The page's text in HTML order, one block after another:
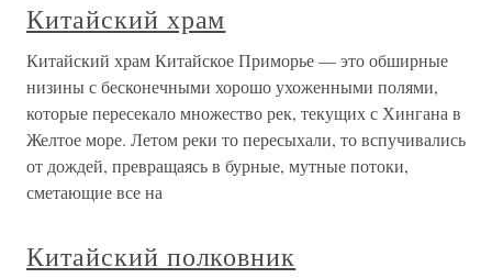
Китайский храм
Китайский храм Китайское Приморье — это обширные
низины с бесконечными хорошо ухоженными полями,
которые пересекало множество рек, текущих с Хингана в
Желтое море. Летом реки то пересыхали, то вспучивались
от дождей, превращаясь в бурные, мутные потоки,
сметающие все на
Китайский полковник